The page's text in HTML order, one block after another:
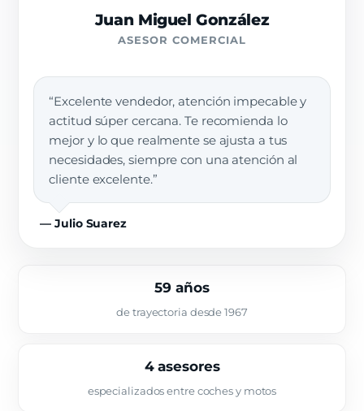
Juan Miguel González
ASESOR COMERCIAL
“Excelente vendedor, atención impecable y
actitud súper cercana. Te recomienda lo
mejor y lo que realmente se ajusta a tus
necesidades, siempre con una atención al
cliente excelente.”
— Julio Suarez
59 años
de trayectoria desde 1967
4 asesores
especializados entre coches y motos